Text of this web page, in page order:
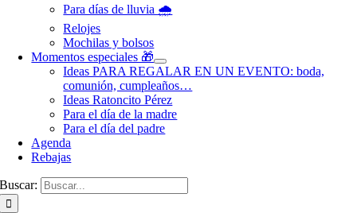
Para días de lluvia 🌧️
Relojes
Mochilas y bolsos
Momentos especiales 🎁
Ideas PARA REGALAR EN UN EVENTO: boda,
comunión, cumpleaños…
Ideas Ratoncito Pérez
Para el día de la madre
Para el día del padre
Agenda
Rebajas
Buscar: